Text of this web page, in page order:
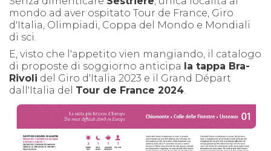
mondo ad aver ospitato Tour de France, Giro
d'Italia, Olimpiadi, Coppa del Mondo e Mondiali
di sci.
E, visto che l'appetito vien mangiando, il catalogo
di proposte di soggiorno anticipa
la tappa Bra-
Rivoli del Giro d'Italia 2023 e il Grand Départ
dall'Italia del Tour de France 2024.